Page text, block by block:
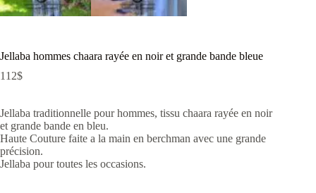
Jellaba hommes chaara rayée en noir et grande bande bleue
112$
Jellaba traditionnelle pour hommes, tissu chaara rayée en noir
et grande bande en bleu.
Haute Couture faite a la main en berchman avec une grande
précision.
Jellaba pour toutes les occasions.